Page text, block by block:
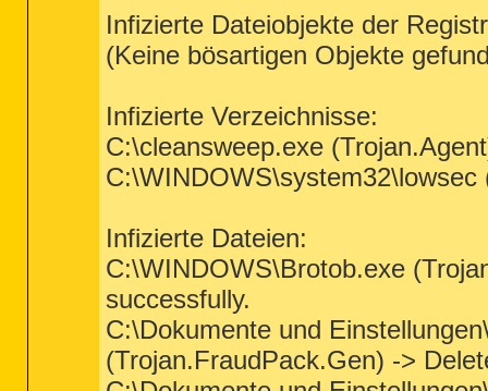
Infizierte Dateiobjekte der
(Keine bösartigen Objekte
Infizierte Verzeichnisse:
C:\cleansweep.exe
Infizierte Dateien:
C:\WINDOWS\Brotob.exe
successfully.
C:\Dokumente und
(Trojan.FraudPack.Gen) ->